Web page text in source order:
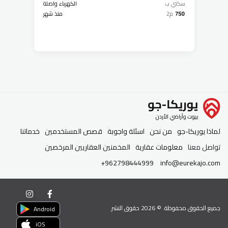
سكني ب
الكهرباء واصلة
750 م2 منذ شهر
لماذا يوريكا-جو من نحن اسئلة واجوبة قصص المستخدمين خدماتنا
تواصل معنا معلومات عقارية المخمنين العقاريين المرخصين
info@eurekajo.com
+962798444999
جميع الحقوق محفوظة. ©2026 حقوق النشر.
Android
iOS